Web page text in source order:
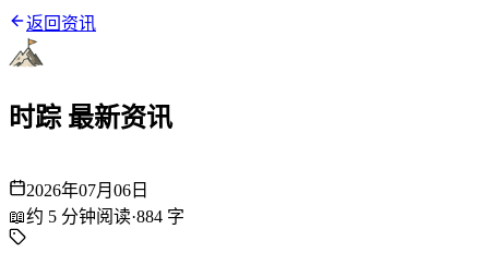
返回资讯
时踪 最新资讯
2026年07月06日
📖约 5 分钟阅读·884 字